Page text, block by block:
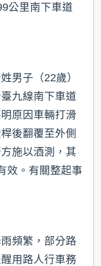
公里南下車道
男子（22歲）
九線南下車道
原因車輛打滑
後翻覆至外側
施以酒測，其
效。有關整起事
頻繁，部分路
用路人行車務